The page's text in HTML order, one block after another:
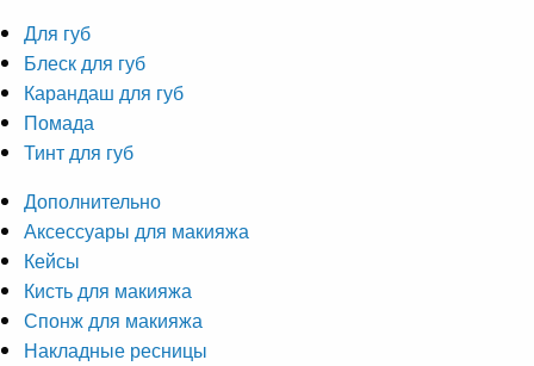
Для губ
Блеск для губ
Карандаш для губ
Помада
Тинт для губ
Дополнительно
Аксессуары для макияжа
Кейсы
Кисть для макияжа
Спонж для макияжа
Накладные ресницы